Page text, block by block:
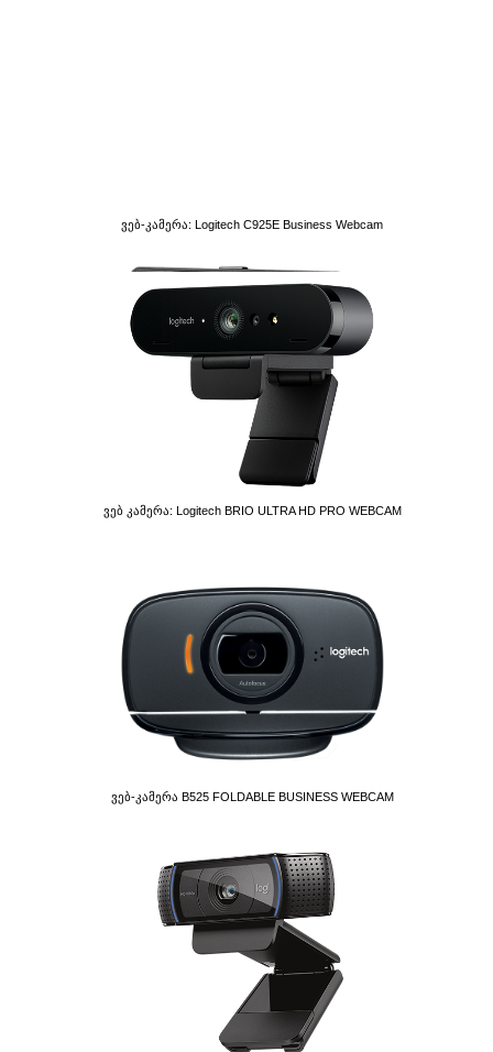
Ვებ-Კამერა: Logitech C925E Business Webcam
Ვებ Კამერა: Logitech BRIO ULTRA HD PRO WEBCAM
Ვებ-Კამერა B525 FOLDABLE BUSINESS WEBCAM